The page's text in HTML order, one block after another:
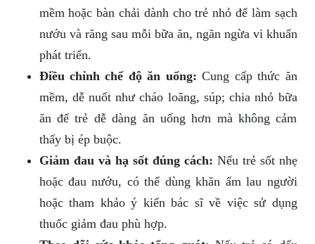
mềm hoặc bàn chải dành cho trẻ nhỏ để làm sạch
nướu và răng sau mỗi bữa ăn, ngăn ngừa vi khuẩn
phát triển.
Điều chỉnh chế độ ăn uống: Cung cấp thức ăn
mềm, dễ nuốt như cháo loãng, súp; chia nhỏ bữa
ăn để trẻ dễ dàng ăn uống hơn mà không cảm
thấy bị ép buộc.
Giảm đau và hạ sốt đúng cách: Nếu trẻ sốt nhẹ
hoặc đau nướu, có thể dùng khăn ấm lau người
hoặc tham khảo ý kiến bác sĩ về việc sử dụng
thuốc giảm đau phù hợp.